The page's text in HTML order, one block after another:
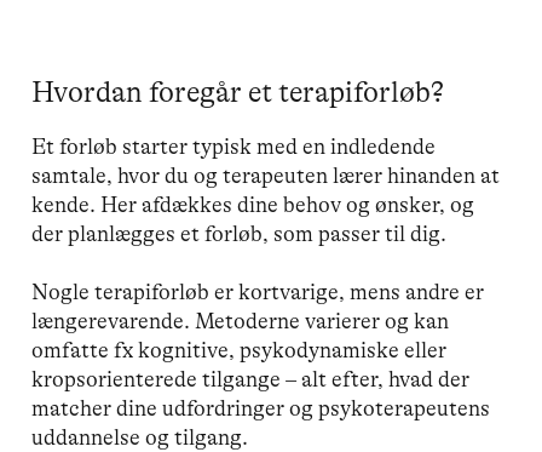
Hvordan foregår et terapiforløb?
Et forløb starter typisk med en indledende
samtale, hvor du og terapeuten lærer hinanden at
kende. Her afdækkes dine behov og ønsker, og
der planlægges et forløb, som passer til dig.
Nogle terapiforløb er kortvarige, mens andre er
længerevarende. Metoderne varierer og kan
omfatte fx kognitive, psykodynamiske eller
kropsorienterede tilgange – alt efter, hvad der
matcher dine udfordringer og psykoterapeutens
uddannelse og tilgang.